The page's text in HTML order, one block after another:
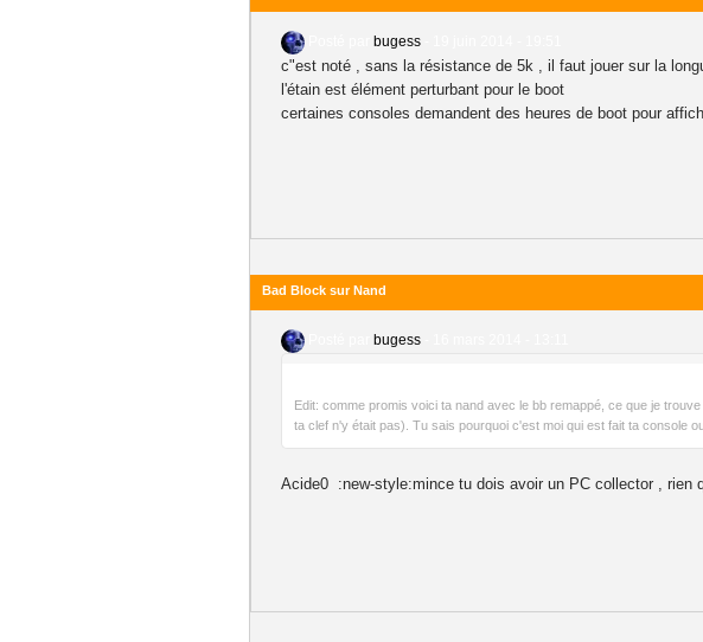
bugess
c"est noté , sans la résistance de 5k , il faut jouer sur la
l'étain est élément perturbant pour le boot
certaines consoles demandent des heures de boot pour
Bad Block sur Nand
bugess
Edit: comme promis voici ta nand avec le bb remappé, ce que je
ta clef n'y était pas). Tu sais pourquoi c'est moi qui est fait ta console
Acide0 :new-style:mince tu dois avoir un PC collector , rien